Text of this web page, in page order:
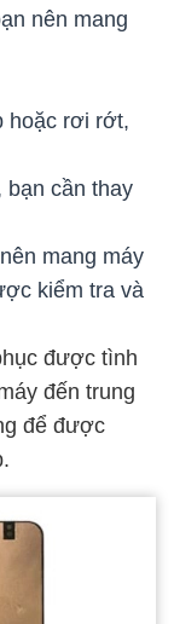
nên mang
hoặc rơi rớt,
bạn cần thay
mang máy
kiểm tra và
được tình
đến trung
để được